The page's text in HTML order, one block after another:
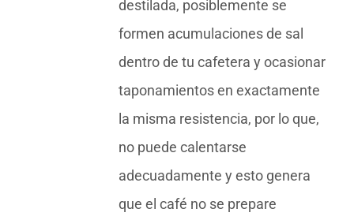
destilada, posiblemente se
formen acumulaciones de sal
dentro de tu cafetera y ocasionar
taponamientos en exactamente
la misma resistencia, por lo que,
no puede calentarse
adecuadamente y esto genera
que el café no se prepare